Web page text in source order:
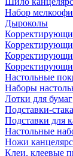
Набор
Дыроколы
Настольные
Наборы
Лотки для бумаг
Подставки-
Подставки для
Настольные
Ножи
Клеи, клеевые